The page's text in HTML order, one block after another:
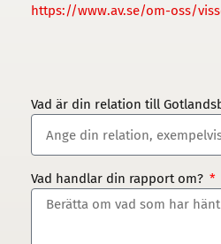
https://www.av.se/om-oss/
Vad är din relation till
Vad handlar din rapport om?